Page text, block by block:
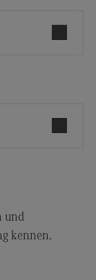
und
kennen.